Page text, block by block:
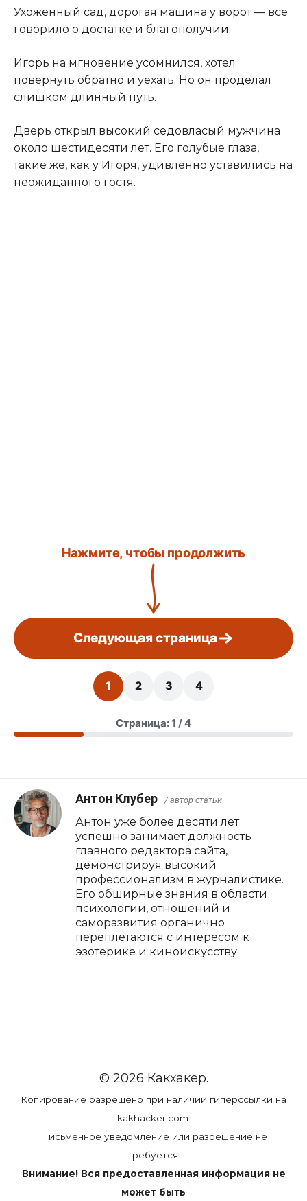
Ухоженный сад, дорогая машина у ворот — всё
говорило о достатке и благополучии.
Игорь на мгновение усомнился, хотел
повернуть обратно и уехать. Но он проделал
слишком длинный путь.
Дверь открыл высокий седовласый мужчина
около шестидесяти лет. Его голубые глаза,
такие же, как у Игоря, удивлённо уставились на
неожиданного гостя.
Нажмите, чтобы продолжить
Следующая страница
1 2 3 4
Страница: 1 / 4
Антон Клубер / автор статьи
Антон уже более десяти лет
успешно занимает должность
главного редактора сайта,
демонстрируя высокий
профессионализм в журналистике.
Его обширные знания в области
психологии, отношений и
саморазвития органично
переплетаются с интересом к
эзотерике и киноискусству.
© 2026 Какхакер.
Копирование разрешено при наличии гиперссылки на
kakhacker.com.
Письменное уведомление или разрешение не
требуется.
Внимание! Вся предоставленная информация не
может быть